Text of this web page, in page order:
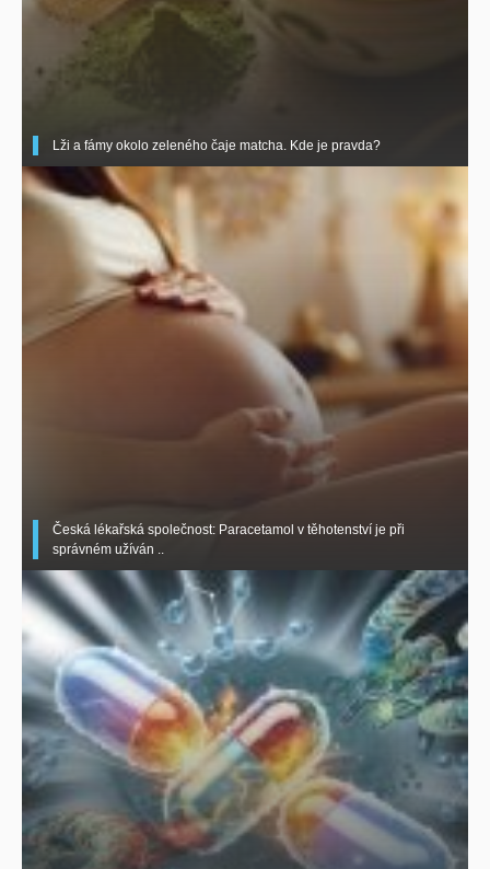
Lži a fámy okolo zeleného čaje matcha. Kde je pravda?
Česká lékařská společnost: Paracetamol v těhotenství je při
správném užíván ..